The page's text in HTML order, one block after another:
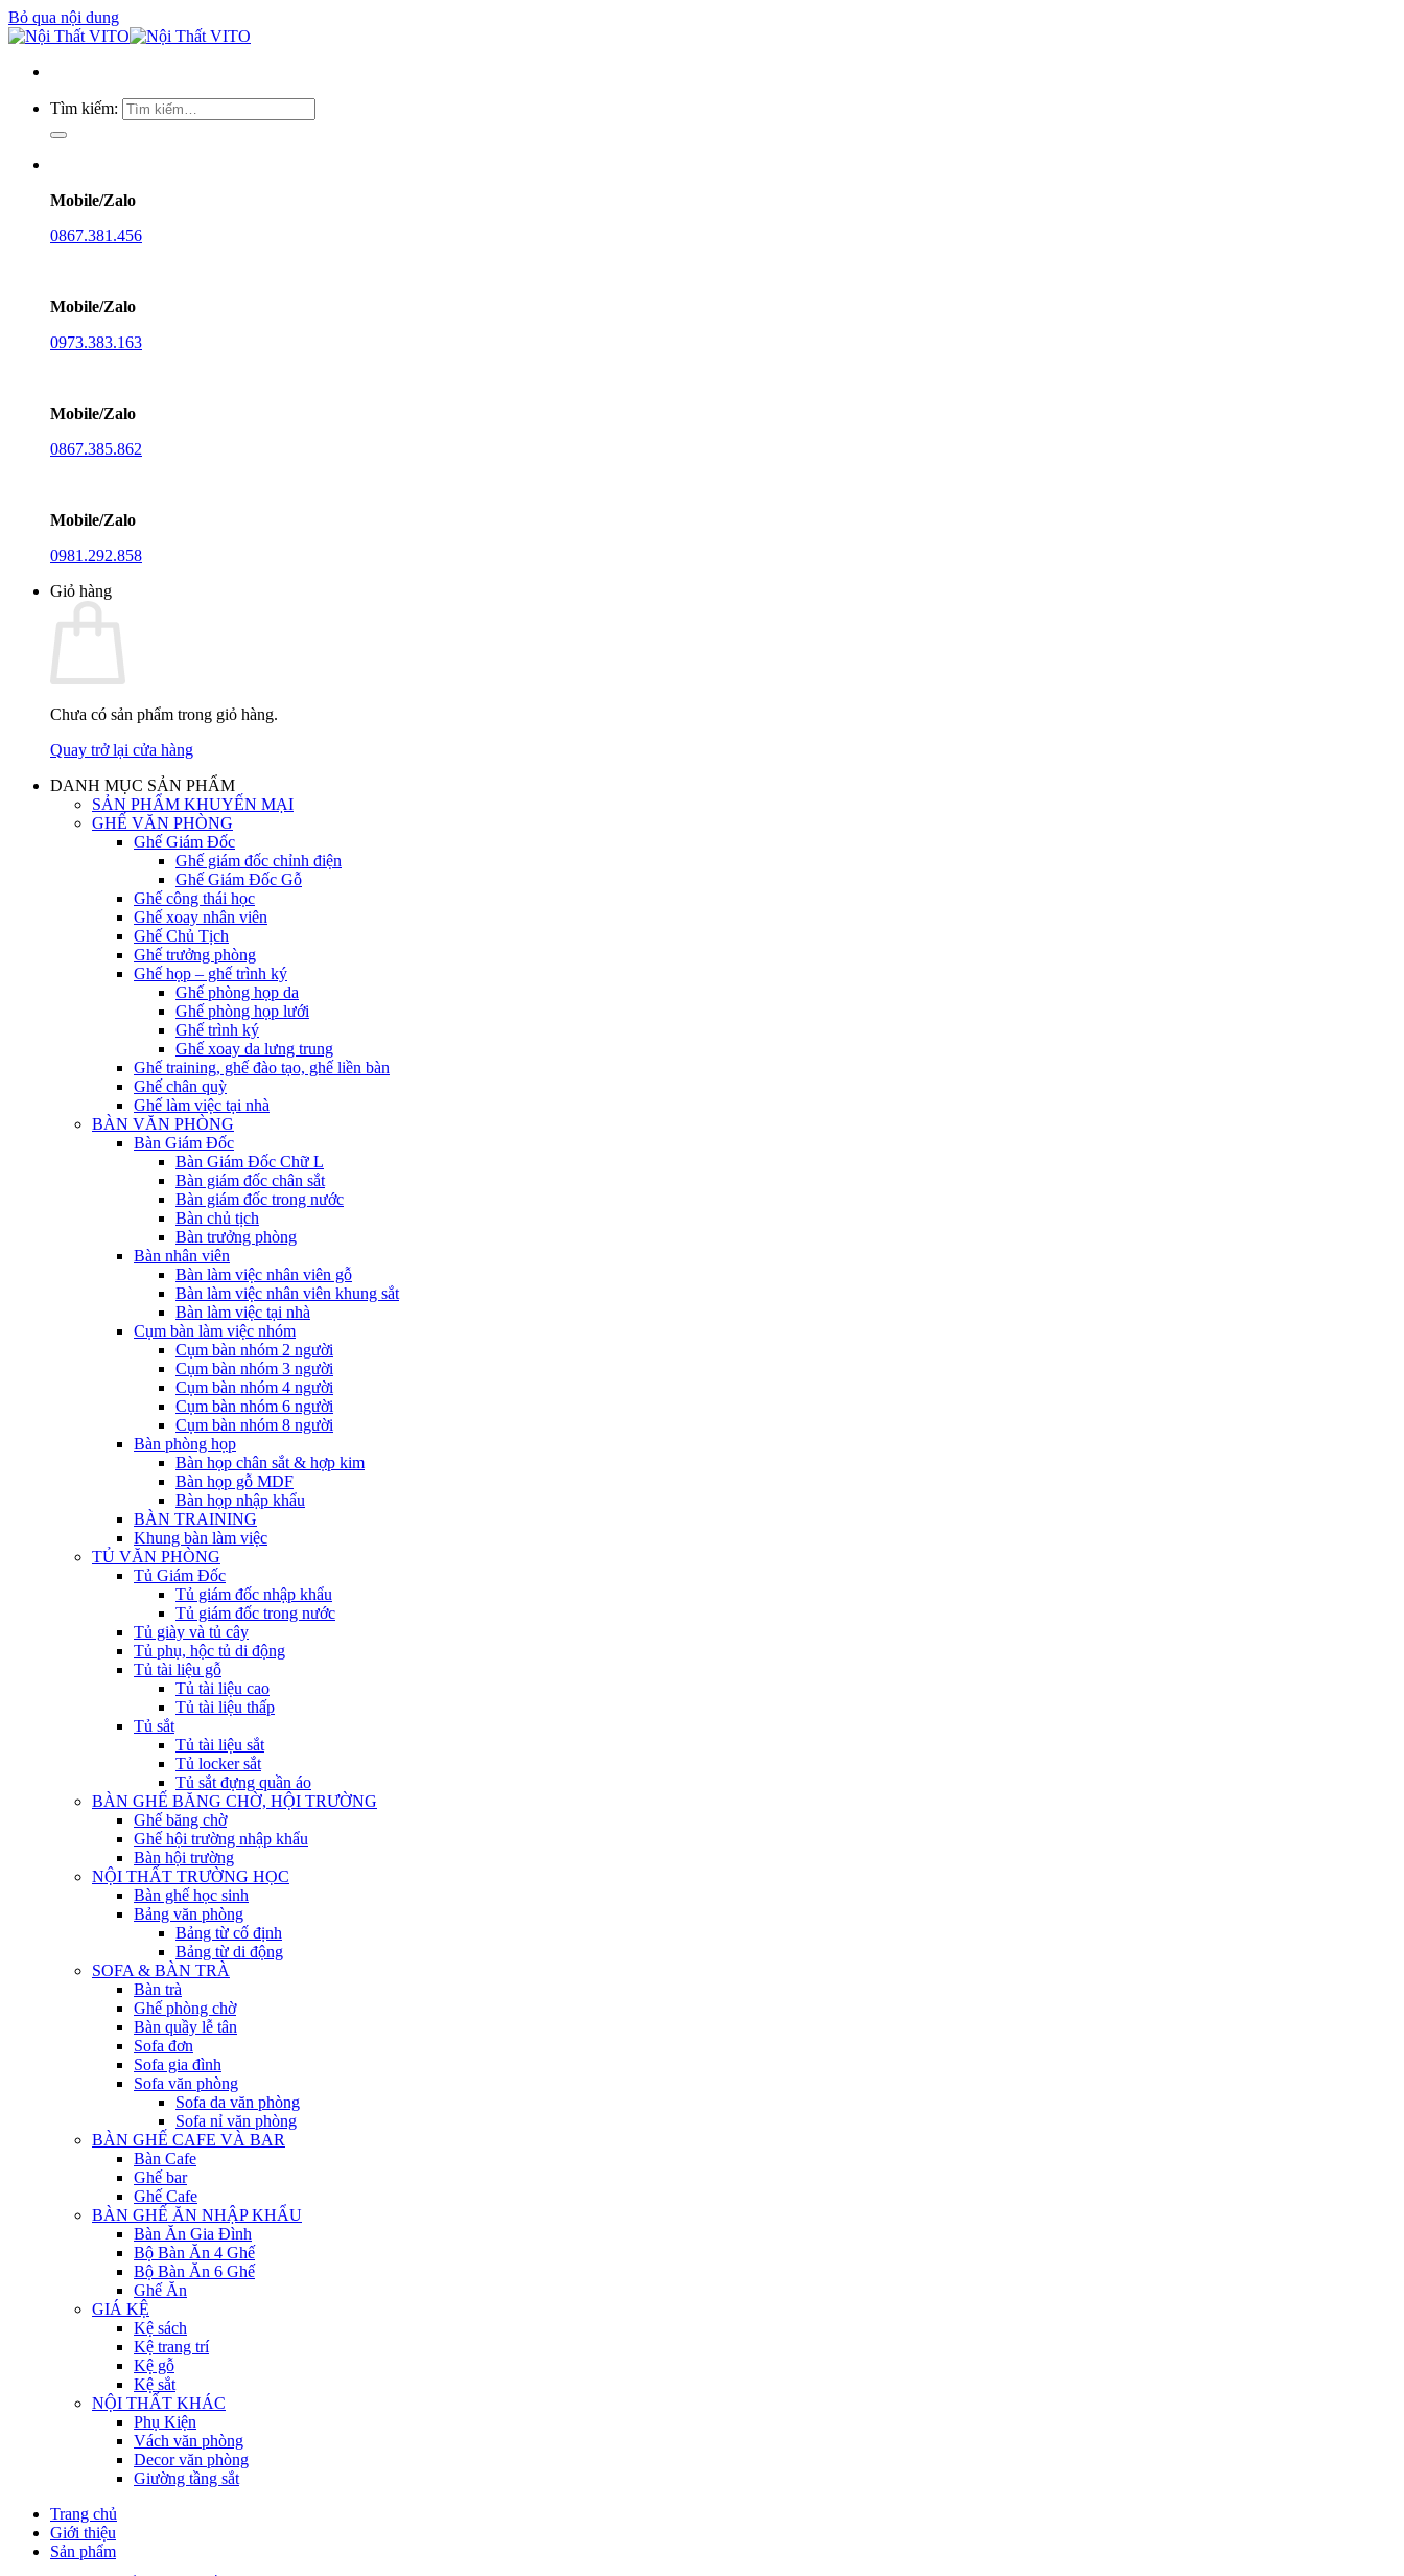
Bỏ qua nội dung
Tìm kiếm:
Mobile/Zalo
0867.381.456
Mobile/Zalo
0973.383.163
Mobile/Zalo
0867.385.862
Mobile/Zalo
0981.292.858
Giỏ hàng
Chưa có sản phẩm trong giỏ hàng.
Quay trở lại cửa hàng
DANH MỤC SẢN PHẨM
SẢN PHẨM KHUYẾN MẠI
GHẾ VĂN PHÒNG
Ghế Giám Đốc
Ghế giám đốc chỉnh điện
Ghế Giám Đốc Gỗ
Ghế công thái học
Ghế xoay nhân viên
Ghế Chủ Tịch
Ghế trưởng phòng
Ghế họp – ghế trình ký
Ghế phòng họp da
Ghế phòng họp lưới
Ghế trình ký
Ghế xoay da lưng trung
Ghế training, ghế đào tạo, ghế liền bàn
Ghế chân quỳ
Ghế làm việc tại nhà
BÀN VĂN PHÒNG
Bàn Giám Đốc
Bàn Giám Đốc Chữ L
Bàn giám đốc chân sắt
Bàn giám đốc trong nước
Bàn chủ tịch
Bàn trưởng phòng
Bàn nhân viên
Bàn làm việc nhân viên gỗ
Bàn làm việc nhân viên khung sắt
Bàn làm việc tại nhà
Cụm bàn làm việc nhóm
Cụm bàn nhóm 2 người
Cụm bàn nhóm 3 người
Cụm bàn nhóm 4 người
Cụm bàn nhóm 6 người
Cụm bàn nhóm 8 người
Bàn phòng họp
Bàn họp chân sắt & hợp kim
Bàn họp gỗ MDF
Bàn họp nhập khẩu
BÀN TRAINING
Khung bàn làm việc
TỦ VĂN PHÒNG
Tủ Giám Đốc
Tủ giám đốc nhập khẩu
Tủ giám đốc trong nước
Tủ giày và tủ cây
Tủ phụ, hộc tủ di động
Tủ tài liệu gỗ
Tủ tài liệu cao
Tủ tài liệu thấp
Tủ sắt
Tủ tài liệu sắt
Tủ locker sắt
Tủ sắt đựng quần áo
BÀN GHẾ BĂNG CHỜ, HỘI TRƯỜNG
Ghế băng chờ
Ghế hội trường nhập khẩu
Bàn hội trường
NỘI THẤT TRƯỜNG HỌC
Bàn ghế học sinh
Bảng văn phòng
Bảng từ cố định
Bảng từ di động
SOFA & BÀN TRÀ
Bàn trà
Ghế phòng chờ
Bàn quầy lễ tân
Sofa đơn
Sofa gia đình
Sofa văn phòng
Sofa da văn phòng
Sofa nỉ văn phòng
BÀN GHẾ CAFE VÀ BAR
Bàn Cafe
Ghế bar
Ghế Cafe
BÀN GHẾ ĂN NHẬP KHẨU
Bàn Ăn Gia Đình
Bộ Bàn Ăn 4 Ghế
Bộ Bàn Ăn 6 Ghế
Ghế Ăn
GIÁ KỆ
Kệ sách
Kệ trang trí
Kệ gỗ
Kệ sắt
NỘI THẤT KHÁC
Phụ Kiện
Vách văn phòng
Decor văn phòng
Giường tầng sắt
Trang chủ
Giới thiệu
Sản phẩm